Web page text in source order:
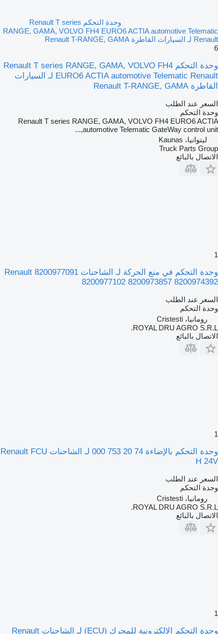
وحدة التحكم Renault T series
RANGE, GAMA, VOLVO FH4 EURO6 ACTIA automotive Telematic
Renault لـ السيارات القاطرة Renault T-RANGE, GAMA
6
وحدة التحكم Renault T series RANGE, GAMA, VOLVO FH4
EURO6 ACTIA automotive Telematic Renault لـ السيارات
القاطرة Renault T-RANGE, GAMA
السعر عند الطلب
وحدة التحكم
Renault T series RANGE, GAMA, VOLVO FH4 EURO6 ACTIA
automotive Telematic GateWay control unit,...
ليتوانيا، Kaunas
Truck Parts Group
الاتصال بالبائع
1
وحدة التحكم في منع الحركة لـ الشاحنات Renault 8200977091
8200977102 8200973857 8200974392
السعر عند الطلب
وحدة التحكم
رومانيا، Cristesti
ROYAL DRU AGRO S.R.L.
الاتصال بالبائع
1
وحدة التحكم بالإضاءة 74 20 753 000 لـ الشاحنات Renault FCU
H 24V
السعر عند الطلب
وحدة التحكم
رومانيا، Cristesti
ROYAL DRU AGRO S.R.L.
الاتصال بالبائع
1
وحدة التحكم الإلكترونية للمحرك (ECU) لـ الشاحنات Renault